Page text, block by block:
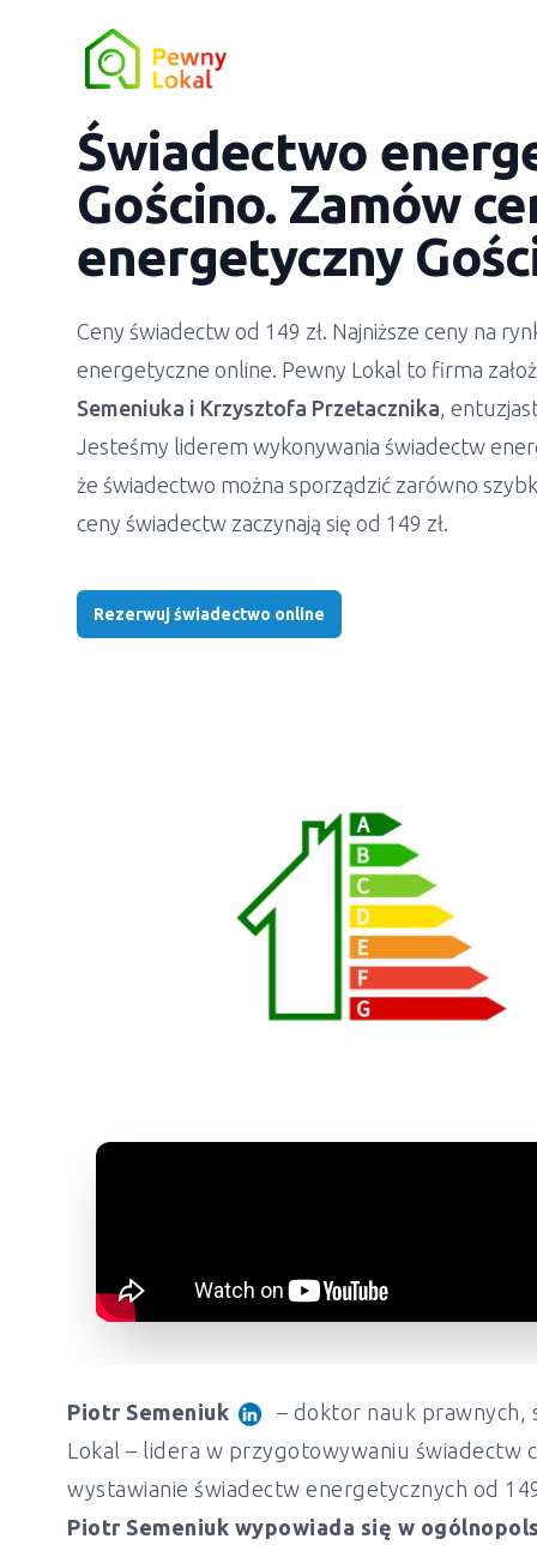
Świadectwo
Gościno. Zamów
energetyczny
Ceny świadectw od 149 zł. Najniższe ceny na
energetyczne online. Pewny Lokal to firma
Semeniuka i Krzysztofa Przetacznika,
Jesteśmy liderem wykonywania świadectw
że świadectwo można sporządzić zarówno
ceny świadectw zaczynają się od 149 zł.
Rezerwuj świadectwo online
Piotr Semeniuk
– doktor nauk prawnych,
Lokal – lidera w przygotowywaniu świadectw
wystawianie świadectw energetycznych od
Piotr Semeniuk wypowiada się w